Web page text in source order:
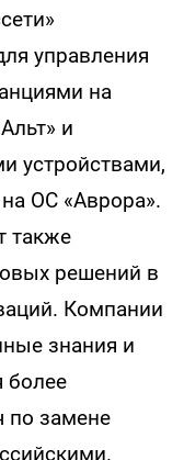
управления
на
и
устройствами,
ОС «Аврора».
также
решений в
Компании
знания и
более
по замене